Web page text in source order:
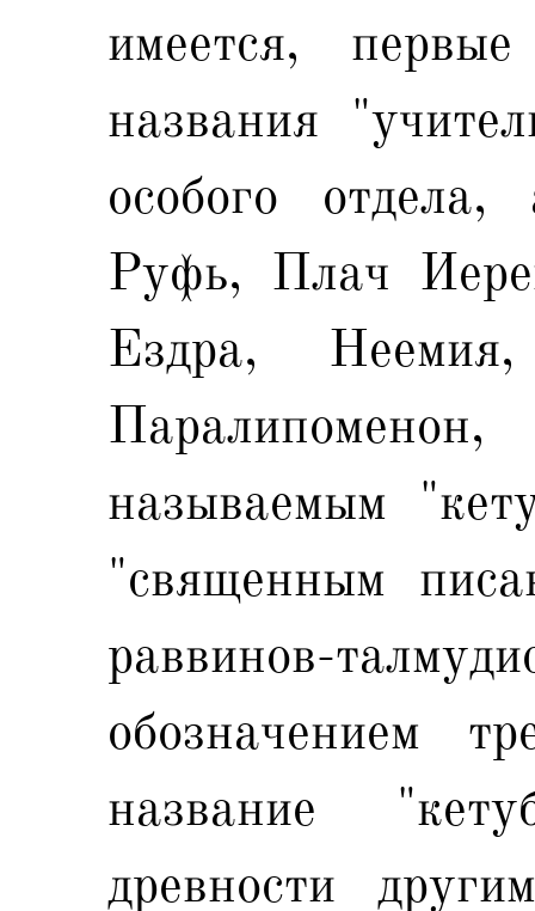
имеется,
названия
особого
Руфь, Плач
Ездра,
называемым
"священным
раввинов-
обозначением
название
древности